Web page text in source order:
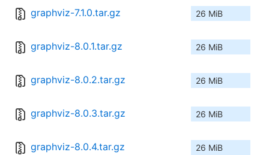
graphviz-7.1.0.tar.gz 26 MiB
graphviz-8.0.1.tar.gz 26 MiB
graphviz-8.0.2.tar.gz 26 MiB
graphviz-8.0.3.tar.gz 26 MiB
graphviz-8.0.4.tar.gz 26 MiB